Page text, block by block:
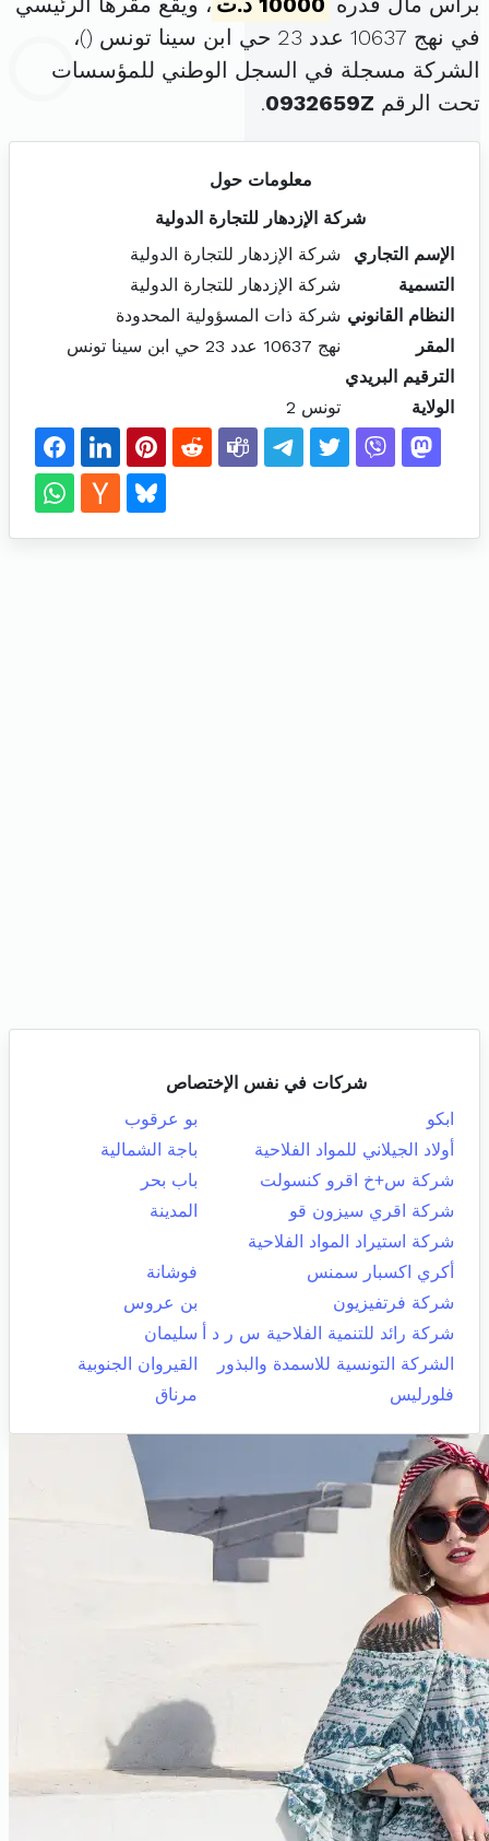
في نهج 10637 عدد 23 حي ابن سينا تونس (
)،
الشركة مسجلة في السجل الوطني للمؤسسات
تحت الرقم 0932659Z
.
معلومات حول
شركة الإزدهار للتجارة الدولية
الإسم التجاري
شركة الإزدهار للتجارة الدولية
التسمية
شركة الإزدهار للتجارة الدولية
النظام القانوني شركة ذات المسؤولية المحدودة
المقر
نهج 10637 عدد 23 حي ابن سينا تونس
الترقيم البريدي
الولاية
تونس 2
شركات في نفس الإختصاص
ابكو
بو عرقوب
أولاد الجيلاني للمواد الفلاحية
باجة الشمالية
شركة س+خ اقرو كنسولت
باب بحر
شركة اقري سيزون قو
المدينة
شركة استيراد المواد الفلاحية
أكري اكسبار سمنس
فوشانة
شركة فرتفيزيون
بن عروس
شركة رائد للتنمية الفلاحية س ر د أ
سليمان
الشركة التونسية للاسمدة والبذور
القيروان الجنوبية
فلورليس
مرناق